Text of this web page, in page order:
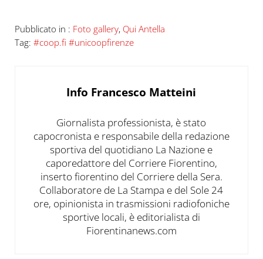
Pubblicato in : Foto gallery, Qui Antella
Tag: #coop.fi #unicoopfirenze
Info Francesco Matteini
Giornalista professionista, è stato
capocronista e responsabile della redazione
sportiva del quotidiano La Nazione e
caporedattore del Corriere Fiorentino,
inserto fiorentino del Corriere della Sera.
Collaboratore de La Stampa e del Sole 24
ore, opinionista in trasmissioni radiofoniche
sportive locali, è editorialista di
Fiorentinanews.com